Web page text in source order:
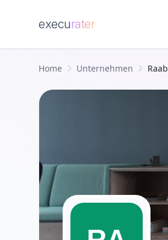
execurater
Home Unternehmen